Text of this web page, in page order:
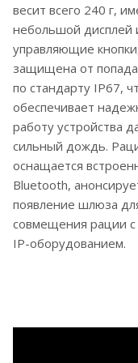
весит всего 240 г,
небольшой дисплей
управляющие
защищена от
по стандарту IP67,
обеспечивает
работу устройства
сильный дождь.
оснащается
Bluetooth,
появление шлюза
совмещения рации с
IP-оборудованием.